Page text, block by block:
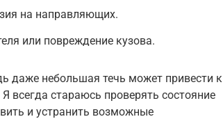
на направляющих.
или повреждение кузова.
даже небольшая течь может привести к
всегда стараюсь проверять состояние
и устранить возможные